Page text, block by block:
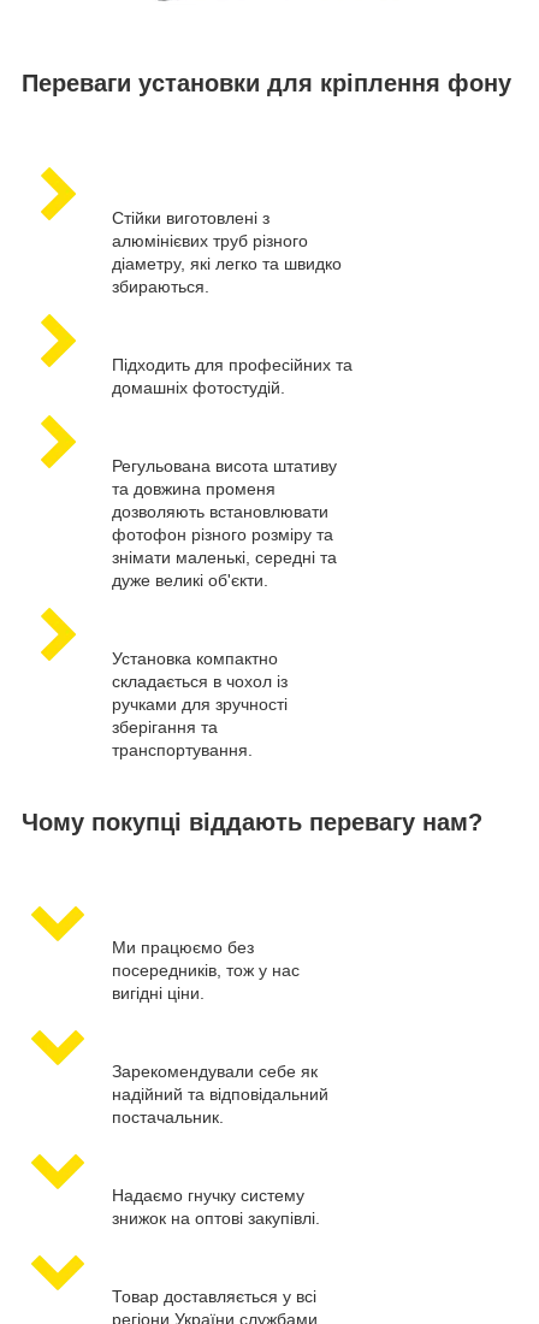
Переваги установки для кріплення фону
Стійки виготовлені з
алюмінієвих труб різного
діаметру, які легко та швидко
збираються.
Підходить для професійних та
домашніх фотостудій.
Регульована висота штативу
та довжина променя
дозволяють встановлювати
фотофон різного розміру та
знімати маленькі, середні та
дуже великі об'єкти.
Установка компактно
складається в чохол із
ручками для зручності
зберігання та
транспортування.
Чому покупці віддають перевагу нам?
Ми працюємо без
посередників, тож у нас
вигідні ціни.
Зарекомендували себе як
надійний та відповідальний
постачальник.
Надаємо гнучку систему
знижок на оптові закупівлі.
Товар доставляється у всі
регіони України службами